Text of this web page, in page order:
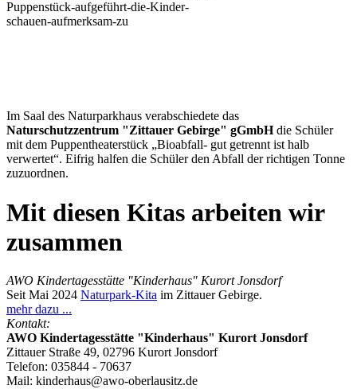
Im Saal des Naturparkhaus verabschiedete das
Naturschutzzentrum "Zittauer Gebirge" gGmbHdie Schüler
mit dem Puppentheaterstück „Bioabfall- gut getrennt ist halb
verwertet“. Eifrig halfen die Schüler den Abfall der richtigen Tonne
zuzuordnen.
Mit diesen Kitas arbeiten wir
zusammen
AWO Kindertagesstätte "Kinderhaus" Kurort Jonsdorf
Seit Mai 2024 Naturpark-Kita im Zittauer Gebirge.
mehr dazu ...
Kontakt:
AWO Kindertagesstätte "Kinderhaus" Kurort Jonsdorf
Zittauer Straße 49, 02796 Kurort Jonsdorf
Telefon: 035844 - 70637
Mail: kinderhaus@awo-oberlausitz.de